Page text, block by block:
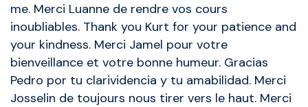
me. Merci Luanne de rendre vos cours
inoubliables. Thank you Kurt for your patience and
your kindness. Merci Jamel pour votre
bienveillance et votre bonne humeur. Gracias
Pedro por tu clarividencia y tu amabilidad. Merci
Josselin de toujours nous tirer vers le haut. Merci